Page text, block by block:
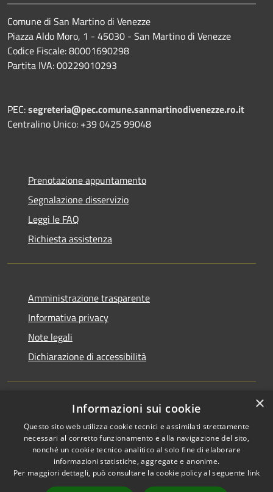
Comune di San Martino di Venezze
Piazza Aldo Moro, 1 - 45030 - San Martino di Venezze
Codice Fiscale: 80001690298
Partita IVA: 00229010293
PEC:segreteria@pec.comune.sanmartinodivenezze.ro.it
Centralino Unico: +39 0425 99048
Prenotazione appuntamento
Segnalazione disservizio
Leggi le FAQ
Richiesta assistenza
Amministrazione trasparente
Informativa privacy
Note legali
Dichiarazione di accessibilità
Accessibilità
Privacy
Mappa del sito
San Martino di Venezze •
Powered byMunicipium
Accesso redazione
×
Informazioni sui cookie
Questo sito web utilizza cookie tecnici e assimilati strettamente
necessari al corretto funzionamento e alla navigazione del sito,
nonché un cookie tecnico analitico al solo fine di elaborare
informazioni statistiche, aggregate e anonime.
Per maggiori dettagli, può consultare la cookie policy al seguente link